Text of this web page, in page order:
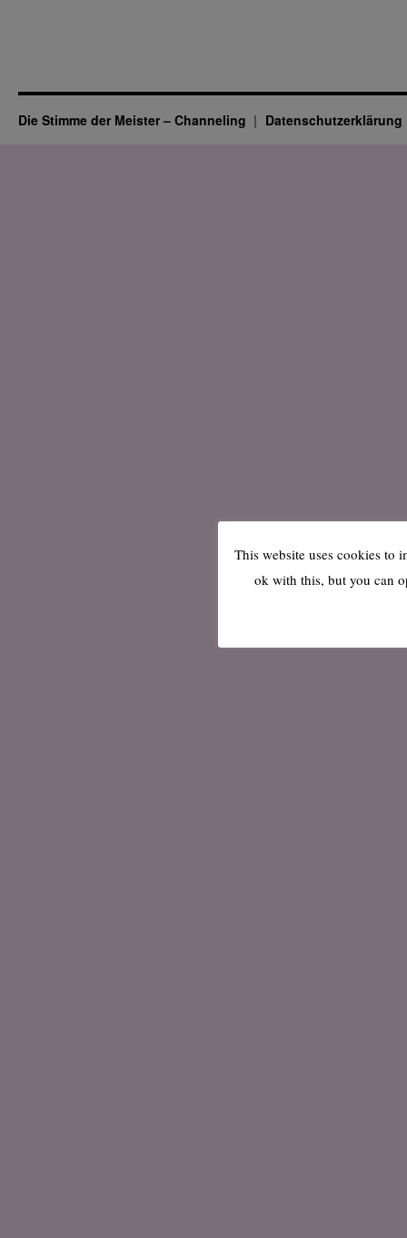
Die Stimme der Meister – Channeling Datenschutz­erklärung
This website uses cookies to
ok with this, but you can